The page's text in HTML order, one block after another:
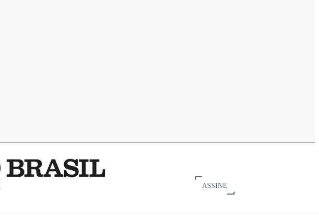
ASSINE